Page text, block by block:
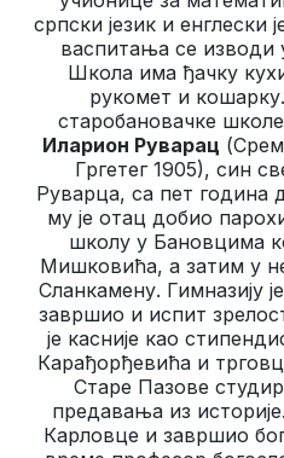
српски језик и енглески
васпитања се изводи
Школа има ђачку
рукомет и
старобановачке
Иларион Руварац
Гргетег 1905), син
Руварца, са пет година
му је отац добио
школу у Бановцима
Мишковића, а затим у
Сланкамену. Гимназију
завршио и испит
је касније као
Карађорђевића и
Старе Пазове
предавања из
Карловце и завршио